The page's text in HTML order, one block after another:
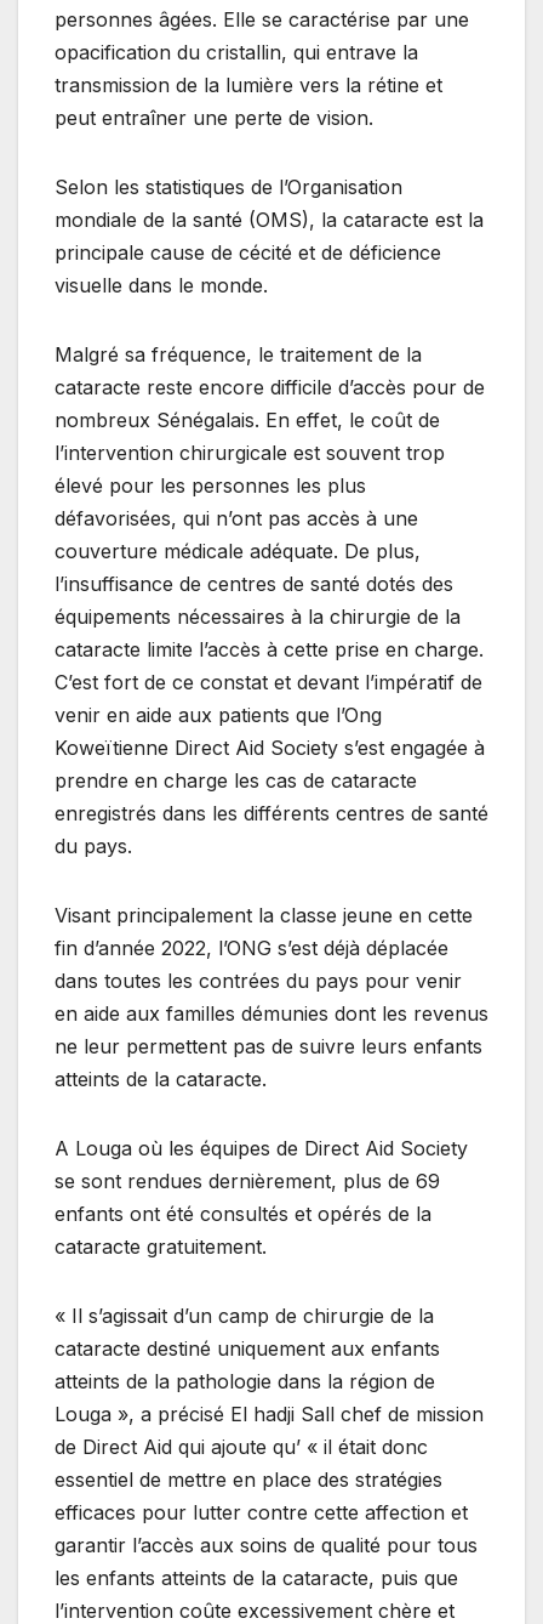
personnes âgées. Elle se caractérise par une
opacification du cristallin, qui entrave la
transmission de la lumière vers la rétine et
peut entraîner une perte de vision.
Selon les statistiques de l’Organisation
mondiale de la santé (OMS), la cataracte est la
principale cause de cécité et de déficience
visuelle dans le monde.
Malgré sa fréquence, le traitement de la
cataracte reste encore difficile d’accès pour de
nombreux Sénégalais. En effet, le coût de
l’intervention chirurgicale est souvent trop
élevé pour les personnes les plus
défavorisées, qui n’ont pas accès à une
couverture médicale adéquate. De plus,
l’insuffisance de centres de santé dotés des
équipements nécessaires à la chirurgie de la
cataracte limite l’accès à cette prise en charge.
C’est fort de ce constat et devant l’impératif de
venir en aide aux patients que l’Ong
Koweïtienne Direct Aid Society s’est engagée à
prendre en charge les cas de cataracte
enregistrés dans les différents centres de santé
du pays.
Visant principalement la classe jeune en cette
fin d’année 2022, l’ONG s’est déjà déplacée
dans toutes les contrées du pays pour venir
en aide aux familles démunies dont les revenus
ne leur permettent pas de suivre leurs enfants
atteints de la cataracte.
A Louga où les équipes de Direct Aid Society
se sont rendues dernièrement, plus de 69
enfants ont été consultés et opérés de la
cataracte gratuitement.
« Il s’agissait d’un camp de chirurgie de la
cataracte destiné uniquement aux enfants
atteints de la pathologie dans la région de
Louga », a précisé El hadji Sall chef de mission
de Direct Aid qui ajoute qu’ « il était donc
essentiel de mettre en place des stratégies
efficaces pour lutter contre cette affection et
garantir l’accès aux soins de qualité pour tous
les enfants atteints de la cataracte, puis que
l’intervention coûte excessivement chère et